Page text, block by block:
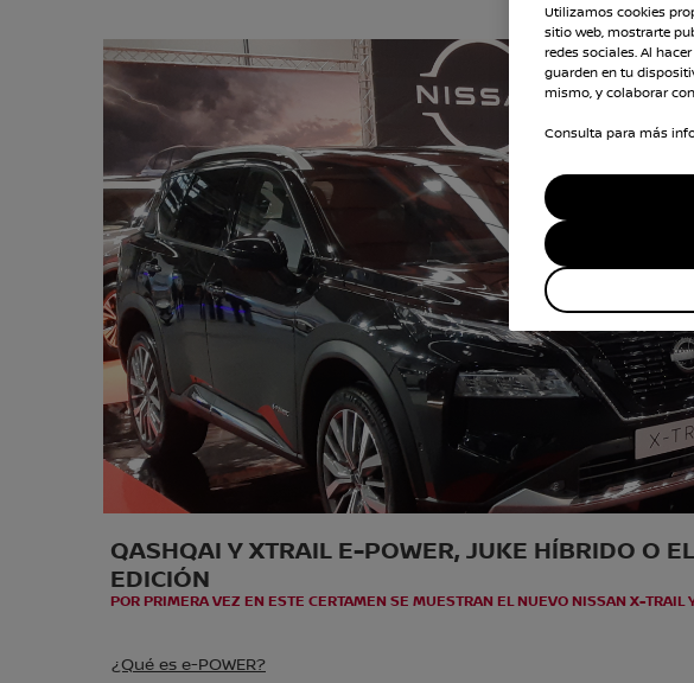
QASHQAI Y XTRAIL E-POWER, JUKE HÍBRIDO O
EDICIÓN
POR PRIMERA VEZ EN ESTE CERTAMEN SE MUESTRAN EL NUEVO NISSAN X-
¿Qué es e-POWER?
Utilizamos cookies
sitio web, mostrarte
redes sociales. Al
guarden en tu
mismo, y colaborar
Consulta para más